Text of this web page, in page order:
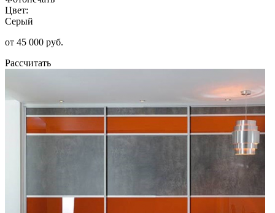
Цвет:
Серый
от 45 000 руб.
Рассчитать